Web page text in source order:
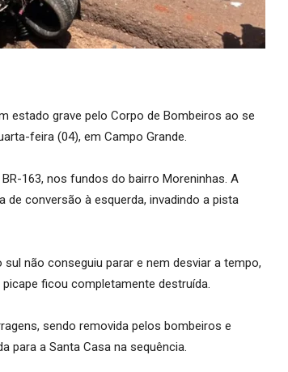
estado grave pelo Corpo de Bombeiros ao se
feira (04), em Campo Grande.
163, nos fundos do bairro Moreninhas. A
de conversão à esquerda, invadindo a pista
não conseguiu parar e nem desviar a tempo,
ficou completamente destruída.
sendo removida pelos bombeiros e
para a Santa Casa na sequência.